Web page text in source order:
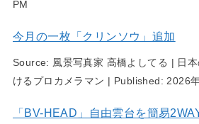
PM
今月の一枚「クリンソウ」追加
Source: 風景写真家 高橋よしてる | 日
けるプロカメラマン | Published: 2026
「BV-HEAD」自由雲台を簡易